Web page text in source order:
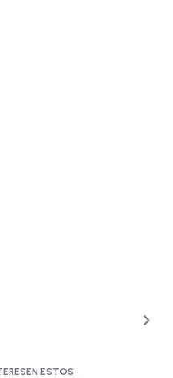
ESTOS